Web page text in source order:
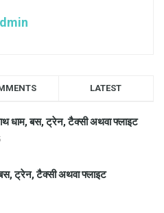
LATEST
धाम, बस, ट्रेन, टैक्सी अथवा फ्लाइट
ट्रेन, टैक्सी अथवा फ्लाइट